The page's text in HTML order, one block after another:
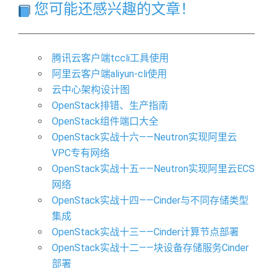
您可能还感兴趣的文章！
腾讯云客户端tccli工具使用
阿里云客户端aliyun-cli使用
云中心架构设计图
OpenStack排错、生产指南
OpenStack组件端口大全
OpenStack实战十六——Neutron实现阿里云
VPC专有网络
OpenStack实战十五——Neutron实现阿里云ECS
网络
OpenStack实战十四——Cinder与不同存储类型
集成
OpenStack实战十三——Cinder计算节点部署
OpenStack实战十二——块设备存储服务Cinder
部署